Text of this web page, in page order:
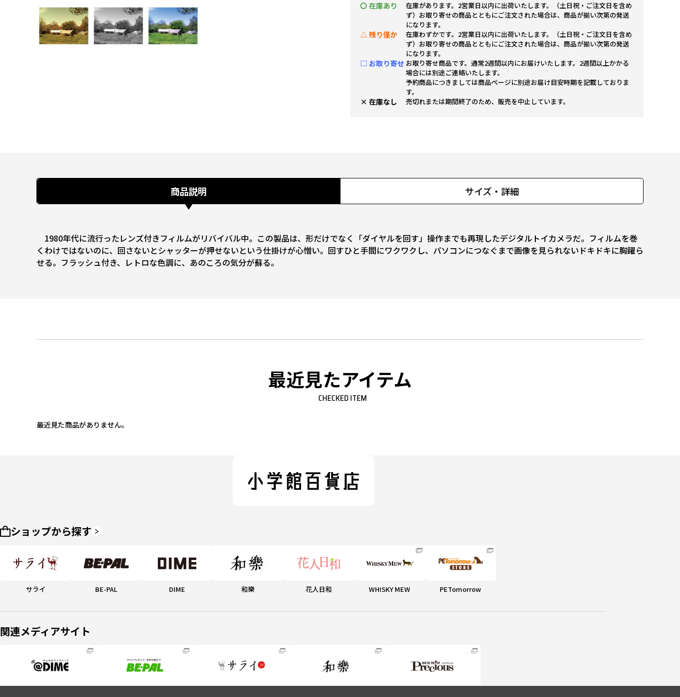
〇 在庫あり
在庫があります。2営業日以内に出荷いたします。（土日祝・ご注文日を含め
ず）お取り寄せの商品とともにご注文された場合は、商品が揃い次第の発送
になります。
△ 残り僅か
在庫わずかです。2営業日以内に出荷いたします。（土日祝・ご注文日を含め
ず）お取り寄せの商品とともにご注文された場合は、商品が揃い次第の発送
になります。
□ お取り寄せ お取り寄せ商品です。通常2週間以内にお届けいたします。2週間以上かかる
場合には別途ご連絡いたします。
予約商品につきましては商品ページに別途お届け目安時期を記載しておりま
す。
× 在庫なし 売切れまたは期間終了のため、販売を中止しています。
商品説明 サイズ・詳細
1980年代に流行ったレンズ付きフィルムがリバイバル中。この製品は、形だけでなく「ダイヤルを回す」操作までも再現したデジタルトイカメラだ。フィルムを巻
くわけではないのに、回さないとシャッターが押せないという仕掛けが心憎い。回すひと手間にワクワクし、パソコンにつなぐまで画像を見られないドキドキに胸躍ら
せる。フラッシュ付き、レトロな色調に、あのころの気分が蘇る。
最近見たアイテム
CHECKED ITEM
最近見た商品がありません。
ショップから探す
サライ BE-PAL DIME 和樂 花人日和 WHISKY MEW PETomorrow
関連メディアサイト